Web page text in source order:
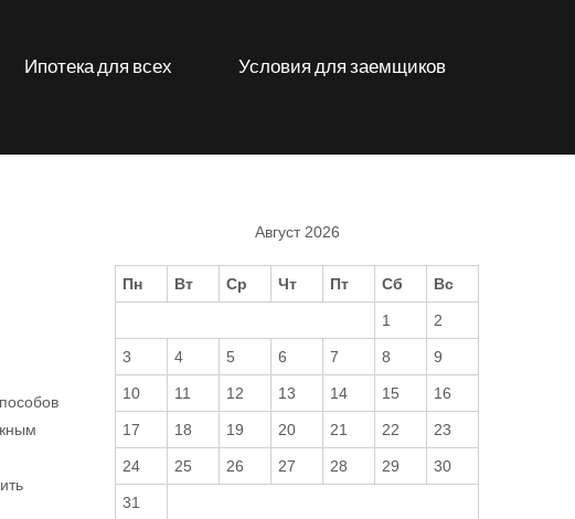
Ипотека для всех Условия для заемщиков
Август 2026
Пн Вт Ср Чт Пт Сб Вс
1 2
3 4 5 6 7 8 9
10 11 12 13 14 15 16
17 18 19 20 21 22 23
24 25 26 27 28 29 30
31